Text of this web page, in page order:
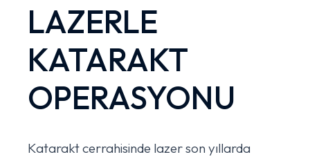
LAZERLE
KATARAKT
OPERASYONU
Katarakt cerrahisinde lazer son yıllarda